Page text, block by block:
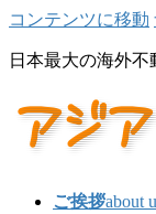
コンテンツに移動
日本最大の海外不
ご挨拶about